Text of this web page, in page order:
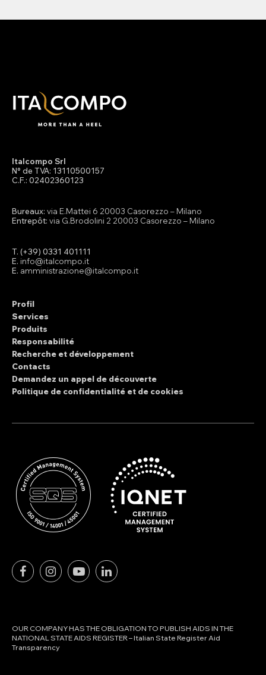
Italcompo Srl
N° de TVA: 13110500157
C.F.: 02402360123
Bureaux: via E.Mattei 6 20003 Casorezzo – Milano
Entrepôt: via G.Brodolini 2 20003 Casorezzo – Milano
T. (+39) 0331 401111
E. info@italcompo.it
E. amministrazione@italcompo.it
Profil
Services
Produits
Responsabilité
Recherche et développement
Contacts
Demandez un appel de découverte
Politique de confidentialité et de cookies
OUR COMPANY HAS THE OBLIGATION TO PUBLISH AIDS IN THE
NATIONAL STATE AIDS REGISTER – Italian State Register Aid
Transparency